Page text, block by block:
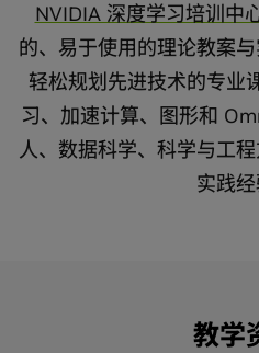
NVIDIA 深度学习培训中
的、易于使用的理论教案
轻松规划先进技术的专业
习、加速计算、图形和
人、数据科学、科学与工
实践经
教学